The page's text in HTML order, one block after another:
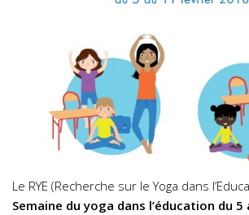
Le RYE (Recherche sur le Yoga dans
Semaine du yoga dans l’éducation du 5